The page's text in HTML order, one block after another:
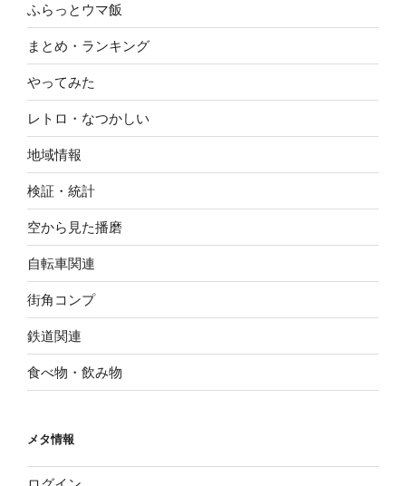
ふらっとウマ飯
まとめ・ランキング
やってみた
レトロ・なつかしい
地域情報
検証・統計
空から見た播磨
自転車関連
街角コンプ
鉄道関連
食べ物・飲み物
メタ情報